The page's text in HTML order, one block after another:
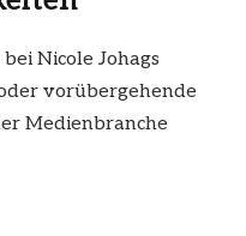
Nicole Johags
vorübergehende
Medienbranche